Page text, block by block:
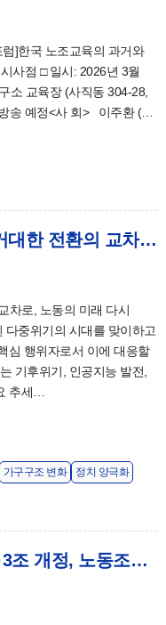
]한국 노조교육의 과거와
사점 □ 일시: 2026년 3월
소 교육장 (사직동 304-28,
송 예정<사 회> 이주환 (…
[김금수 선생 3주기 토론회] 거대한 전환의 교차로, 노동의 미래 다시 쓰기 & 자료집
차로, 노동의 미래 다시
중위기의 시대를 맞이하고
심 행위자로서 이에 대응할
기후위기, 인공지능 발전,
추세…
가구구조 변화 정치 양극화
[제175차 노동포럼] 노조법 2·3조 개정, 노동조합의 대응과 과제